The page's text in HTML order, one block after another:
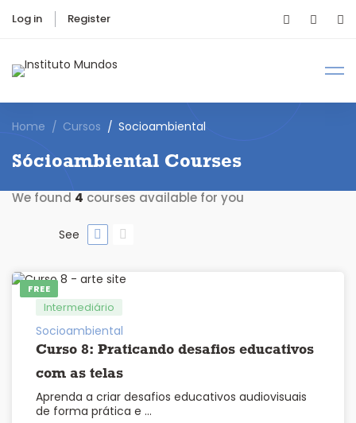
Log in Register
Home Cursos Socioambiental
Sócioambiental Courses
We found 4 courses available for you
See
FREE
Intermediário
Socioambiental
Curso 8: Praticando desafios educativos
com as telas
Aprenda a criar desafios educativos audiovisuais
de forma prática e …